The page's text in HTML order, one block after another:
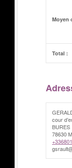
Moyen
Total :
cour
BURES
78630